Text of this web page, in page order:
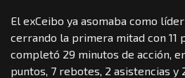
El exCeibo ya asomaba como
cerrando la primera mitad con 11
completó 29 minutos de acción,
puntos, 7 rebotes, 2 asistencias y